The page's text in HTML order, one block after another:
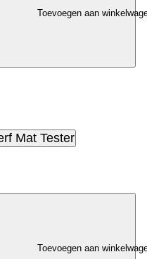
Toevoegen aan
Mat Tester
Toevoegen aan